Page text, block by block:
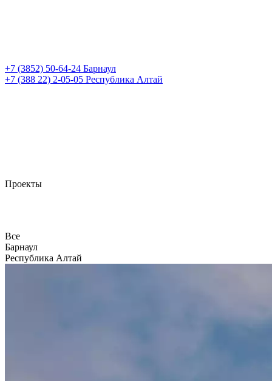
+7 (3852) 50-64-24 Барнаул
+7 (388 22) 2-05-05 Республика Алтай
Проекты
Все
Барнаул
Республика Алтай